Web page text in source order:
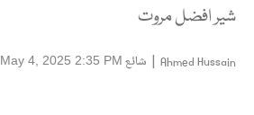
شیر افضل مروت
Ahmed Hussain
| شائع May 4, 2025 2:35 PM